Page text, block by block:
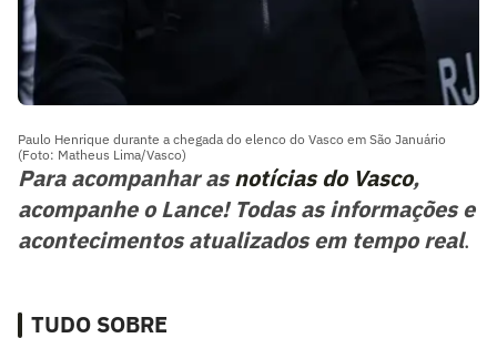
Paulo Henrique durante a chegada do elenco do Vasco em São Januário
(Foto: Matheus Lima/Vasco)
Para acompanhar asnotícias do Vasco,
acompanhe o Lance! Todas as informações e
acontecimentos atualizados em tempo real.
TUDO SOBRE